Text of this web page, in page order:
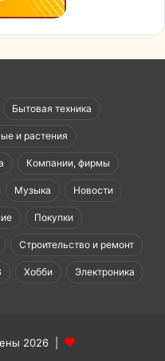
Бытовая техника
и растения
Компании, фирмы
Музыка Новости
Покупки
Строительство и ремонт
Хобби Электроника
2026 |